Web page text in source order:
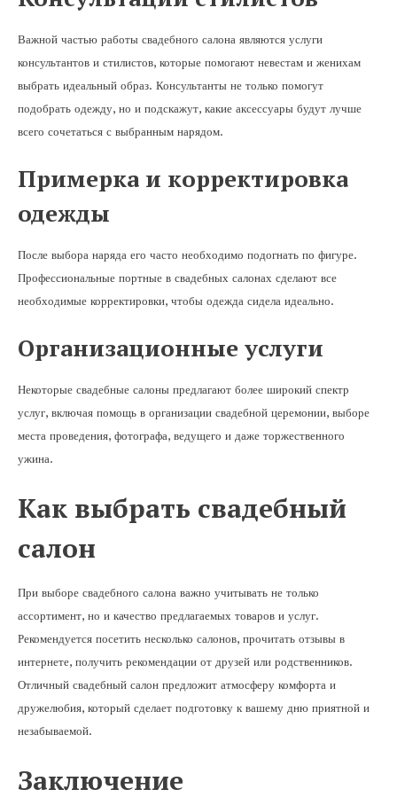
Важной частью работы свадебного салона являются услуги
консультантов и стилистов, которые помогают невестам и женихам
выбрать идеальный образ. Консультанты не только помогут
подобрать одежду, но и подскажут, какие аксессуары будут лучше
всего сочетаться с выбранным нарядом.
Примерка и корректировка
одежды
После выбора наряда его часто необходимо подогнать по фигуре.
Профессиональные портные в свадебных салонах сделают все
необходимые корректировки, чтобы одежда сидела идеально.
Организационные услуги
Некоторые свадебные салоны предлагают более широкий спектр
услуг, включая помощь в организации свадебной церемонии, выборе
места проведения, фотографа, ведущего и даже торжественного
ужина.
Как выбрать свадебный
салон
При выборе свадебного салона важно учитывать не только
ассортимент, но и качество предлагаемых товаров и услуг.
Рекомендуется посетить несколько салонов, прочитать отзывы в
интернете, получить рекомендации от друзей или родственников.
Отличный свадебный салон предложит атмосферу комфорта и
дружелюбия, который сделает подготовку к вашему дню приятной и
незабываемой.
Заключение